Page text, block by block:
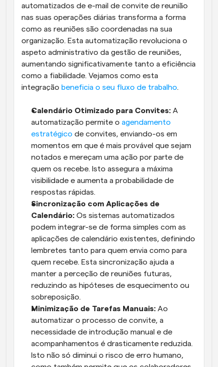
automatizados de e-mail de convite de reunião
nas suas operações diárias transforma a forma
como as reuniões são coordenadas na sua
organização. Esta automatização revoluciona o
aspeto administrativo da gestão de reuniões,
aumentando significativamente tanto a eficiência
como a fiabilidade. Vejamos como esta
integração beneficia o seu fluxo de trabalho.
Calendário Otimizado para Convites: A
automatização permite o agendamento
estratégico de convites, enviando-os em
momentos em que é mais provável que sejam
notados e mereçam uma ação por parte de
quem os recebe. Isto assegura a máxima
visibilidade e aumenta a probabilidade de
respostas rápidas.
Sincronização com Aplicações de
Calendário: Os sistemas automatizados
podem integrar-se de forma simples com as
aplicações de calendário existentes, definindo
lembretes tanto para quem envia como para
quem recebe. Esta sincronização ajuda a
manter a perceção de reuniões futuras,
reduzindo as hipóteses de esquecimento ou
sobreposição.
Minimização de Tarefas Manuais: Ao
automatizar o processo de convite, a
necessidade de introdução manual e de
acompanhamentos é drasticamente reduzida.
Isto não só diminui o risco de erro humano,